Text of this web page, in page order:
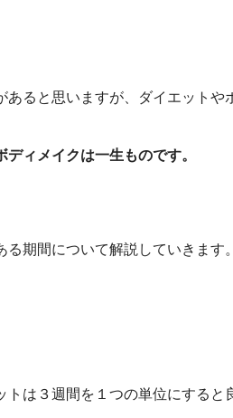
ると思いますが、ダイエットや
ィメイクは一生ものです。
期間について解説していきます。
トは３週間を１つの単位にすると